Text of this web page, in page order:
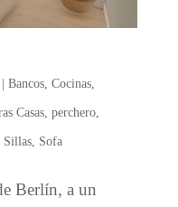
Bancos, Cocinas,
Casas, perchero,
Sillas, Sofa
Berlín, a un